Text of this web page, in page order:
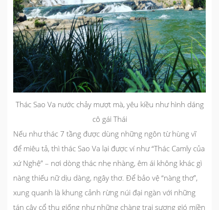
Thác Sao Va nước chảy mượt mà, yêu kiều như hình dáng
cô gái Thái
Nếu như thác 7 tầng được dùng những ngôn từ hùng vĩ
để miêu tả, thì thác Sao Va lại được ví như “Thác Camly của
xứ Nghệ” – nơi dòng thác nhẹ nhàng, êm ái không khác gì
nàng thiếu nữ dịu dàng, ngây thơ. Để bảo vệ “nàng thơ”,
xung quanh là khung cảnh rừng núi đại ngàn với những
tán cây cổ thụ giống như những chàng trai sương gió miền